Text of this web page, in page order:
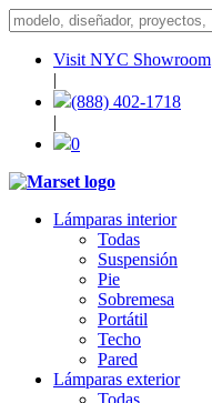
Visit NYC Showroom
|
(888) 402-1718
|
0
Lámparas interior
Todas
Suspensión
Pie
Sobremesa
Portátil
Techo
Pared
Lámparas exterior
Todas